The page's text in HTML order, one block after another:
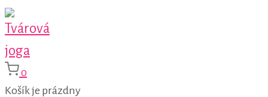
0
Košík je prázdny